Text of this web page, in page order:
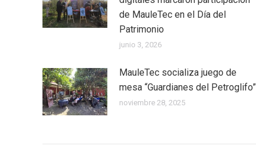
de MauleTec en el Día del
Patrimonio
junio 3, 2026
MauleTec socializa juego de
mesa “Guardianes del Petroglifo”
noviembre 28, 2025